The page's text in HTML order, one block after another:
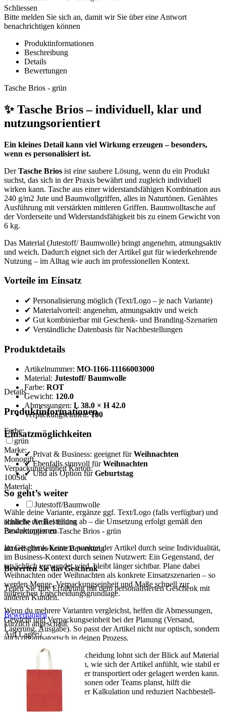
Schliessen
Bitte melden Sie sich an, damit wir Sie über eine Antwort
benachrichtigen können
Produktinformationen
Beschreibung
Details
Bewertungen
Tasche Brios - grün
✨ Tasche Brios – individuell, klar und
nutzungsorientiert
Ein kleines Detail kann viel Wirkung erzeugen – besonders,
wenn es personalisiert ist.
DerTasche Brios ist eine saubere Lösung, wenn du ein Produkt
suchst, das sich in der Praxis bewährt und zugleich individuell
wirken kann. Tasche aus einer widerstandsfähigen Kombination aus
240 g/m2 Jute und Baumwollgriffen, alles in Naturtönen. Genähtes
Ausführung mit verstärkten mittleren Griffen. Baumwolltasche auf
der Vorderseite und Widerstandsfähigkeit bis zu einem Gewicht von
6 kg.
Das Material (Jutestoff/ Baumwolle) bringt angenehm, atmungsaktiv
und weich. Dadurch eignet sich der Artikel gut für wiederkehrende
Nutzung – im Alltag wie auch im professionellen Kontext.
Vorteile im Einsatz
✔ Personalisierung möglich (Text/Logo – je nach Variante)
✔ Materialvorteil: angenehm, atmungsaktiv und weich
✔ Gut kombinierbar mit Geschenk- und Branding-Szenarien
✔ Verständliche Datenbasis für Nachbestellungen
Produktdetails
Artikelnummer: MO-1166-11166003000
Material: Jutestoff/ Baumwolle
Farbe: ROT
Gewicht: 120.0
Abmessungen: L 38.0 × H 42.0
Verpackungseinheit:100
Einsatzmöglichkeiten
✔ Privat & Business: geeignet fürWeihnachten
✔ Ebenfalls sinnvoll fürWeihnachten
✔ Und als Option fürGeburtstag
So geht’s weiter
Wähle deine Variante, ergänze ggf. Text/Logo (falls verfügbar) und
schließe die Bestellung ab – die Umsetzung erfolgt gemäß den
Produktoptionen.
Im Geschenk-Kontext punktet der Artikel durch seine Individualität,
im Business-Kontext durch seinen Nutzwert: Ein Gegenstand, der
tatsächlich verwendet wird, bleibt länger sichtbar. Plane dabei
Weihnachten oder Weihnachten als konkrete Einsatzszenarien – so
werden Menge, Verpackungseinheit und Maße schnell zur
hilfreichen Entscheidungsgrundlage.
Wenn du mehrere Varianten vergleichst, helfen dir Abmessungen,
Gewicht und Verpackungseinheit bei der Planung (Versand,
Lagerung, Ausgabe). So passt der Artikel nicht nur optisch, sondern
auch organisatorisch in deinen Prozess.
Für eine sichere Kaufentscheidung lohnt sich der Blick auf Material
und Maße: Sie bestimmen, wie sich der Artikel anfühlt, wie stabil er
im Gebrauch ist und wie er transportiert oder gelagert werden kann.
Wenn du für mehrere Personen oder Teams planst, hilft die
Verpackungseinheit bei der Kalkulation und reduziert Nachbestell-
Details
Produktinformationen
Farbe:
grün
Marke:
Monogift
Verpackungseinheit Karton:
100Stk
Material:
Jutestoff/Baumwolle
ähnliche Artikel finden
Bewertungen zu Tasche Brios - grün
aktuell gibt es keine Bewertung
Bewerten Sie das Geschenk
Teilen Sie Ihre Erfahrung mit dem personalisierten Geschenk mit
anderen Kunden.
Bewertungen
kürzlich angeschaut
Auf Lager